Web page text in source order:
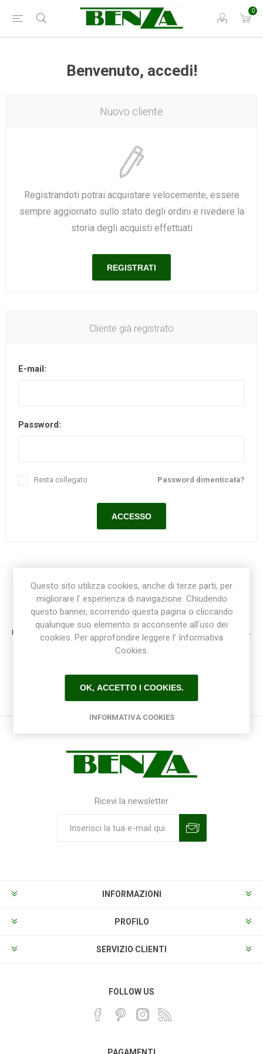
0
Benvenuto, accedi!
Nuovo cliente
Registrandoti potrai acquistare velocemente, essere
sempre aggiornato sullo stato degli ordini e rivedere la
storia degli acquisti effettuati
Cliente già registrato
E-mail:
Password:
Password dimenticata?
Resta collegato
Registrazione / Login
Registrati e accedi al sito per ottenere l'esperienza migliore e ottenere tutti i vantaggi.
Ricevi la newsletter
INFORMAZIONI
PROFILO
SERVIZIO CLIENTI
FOLLOW US
Questo sito utilizza cookies, anche di terze parti, per
migliorare l’ esperienza di navigazione. Chiudendo
questo banner, scorrendo questa pagina o cliccando
qualunque suo elemento si acconsente all’uso dei
cookies. Per approfondire leggere l’ Informativa
Cookies.
OK, ACCETTO I COOKIES.
INFORMATIVA COOKIES